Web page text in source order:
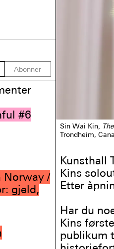
Abonner
#6
Norway /
gjeld,
Sin Wai Kin,
Trondheim,
Kunsthall
Kins
Etter
Har du
Kins
publikum